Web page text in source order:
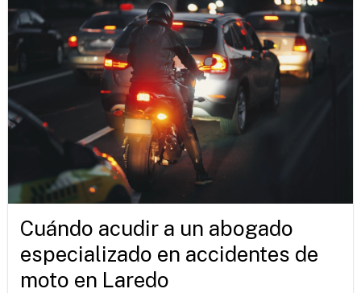
Cuándo acudir a un abogado
especializado en accidentes de
moto en Laredo